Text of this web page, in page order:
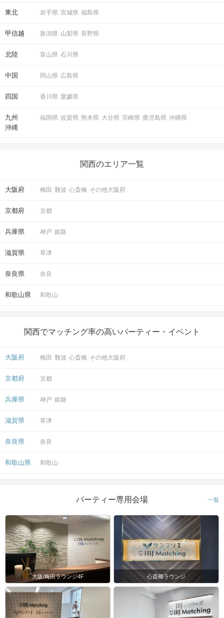
スタッフがお席までご案内します！
京都駅から徒歩
時間
15分前より受付開始。1時間半を予
※開始時刻から30分以上遅れる場合は
参加をご遠慮いただいております。
人数
8対8程度で進行予定。（最少開催人
数：4対4）
※募集締め切り以降のキャンセルによ
っては男女差が変動する場合がござい
東北 岩手県 宮城県 福島県
甲信越 新潟県 山梨県 長野県
北陸 富山県 石川県
中国 岡山県 広島県
四国 香川県 愛媛県
九州
沖縄
福岡県 佐賀県 熊本県 大分県 宮崎県 鹿児島県 沖縄県
関西のエリア一覧
大阪府 梅田 難波 心斎橋 その他大阪府
京都府 京都
兵庫県 神戸 姫路
滋賀県 草津
奈良県 奈良
和歌山県 和歌山
関西でマッチング率の高いパーティー・イベント
大阪府 梅田 難波 心斎橋 その他大阪府
京都府 京都
兵庫県 神戸 姫路
滋賀県 草津
奈良県 奈良
和歌山県 和歌山
パーティー専用会場 一覧
大阪/梅田ラウンジ4F 心斎橋ラウンジ